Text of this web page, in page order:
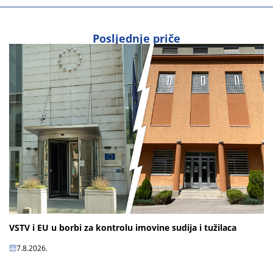
Posljednje priče
VSTV i EU u borbi za kontrolu imovine sudija i tužilaca
7.8.2026.